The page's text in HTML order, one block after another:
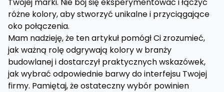
różne kolory, aby stworzyć unikalne i przyciągające
oko połączenia.
Mam nadzieję, że ten artykuł pomógł Ci zrozumieć,
jak ważną rolę odgrywają kolory w branży
budowlanej i dostarczył praktycznych wskazówek,
jak wybrać odpowiednie barwy do interfejsu Twojej
firmy. Pamiętaj, że ostateczny wybór powinien